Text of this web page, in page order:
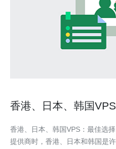
香港、日本、韩国
香港、日本、韩国VPS：最佳选择 在选择虚拟专用服务器（VPS）
提供商时，香港、日本和韩国是